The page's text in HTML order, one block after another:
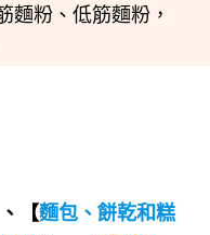
麵粉、低筋麵粉，
【麵包、餅乾和糕